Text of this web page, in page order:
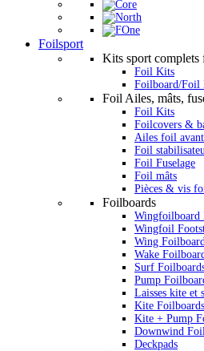
Foilsport
Kits sport complets
Foil Kits
Foilboard/Foil
Foil Ailes, mâts,
Foil Kits
Foilcovers &
Ailes foil avant
Foil
Foil Fuselage
Foil mâts
Pièces & vis
Foilboards
Wingfoilboard
Wingfoil
Wing
Wake
Surf
Pump
Laisses kite et
Kite Foilboards
Kite + Pump
Downwind
Deckpads